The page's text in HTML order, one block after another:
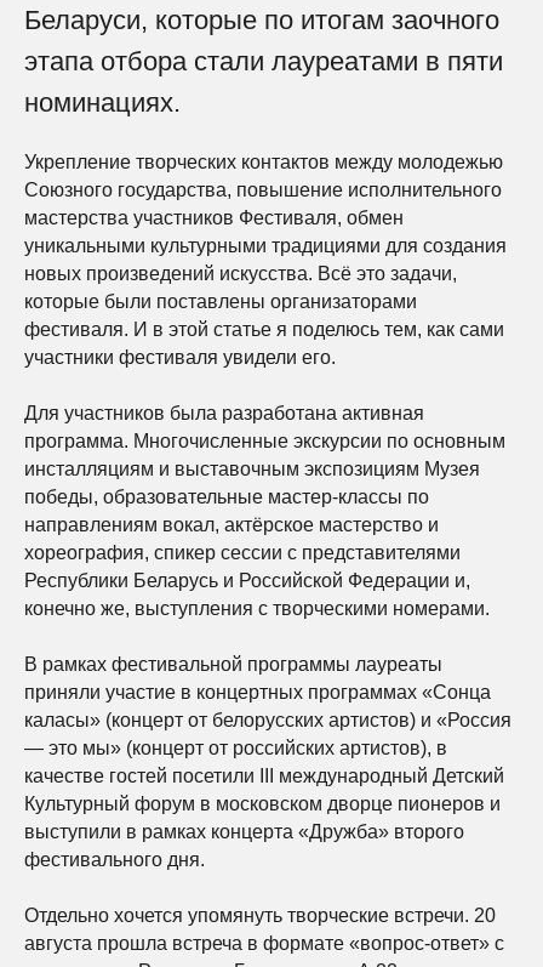
Беларуси, которые по итогам заочного
этапа отбора стали лауреатами в пяти
номинациях.
Укрепление творческих контактов между молодежью
Союзного государства, повышение исполнительного
мастерства участников Фестиваля, обмен
уникальными культурными традициями для создания
новых произведений искусства. Всё это задачи,
которые были поставлены организаторами
фестиваля. И в этой статье я поделюсь тем, как сами
участники фестиваля увидели его.
Для участников была разработана активная
программа. Многочисленные экскурсии по основным
инсталляциям и выставочным экспозициям Музея
победы, образовательные мастер-классы по
направлениям вокал, актёрское мастерство и
хореография, спикер сессии с представителями
Республики Беларусь и Российской Федерации и,
конечно же, выступления с творческими номерами.
В рамках фестивальной программы лауреаты
приняли участие в концертных программах «Сонца
каласы» (концерт от белорусских артистов) и «Россия
— это мы» (концерт от российских артистов), в
качестве гостей посетили III международный Детский
Культурный форум в московском дворце пионеров и
выступили в рамках концерта «Дружба» второго
фестивального дня.
Отдельно хочется упомянуть творческие встречи. 20
августа прошла встреча в формате «вопрос-ответ» с